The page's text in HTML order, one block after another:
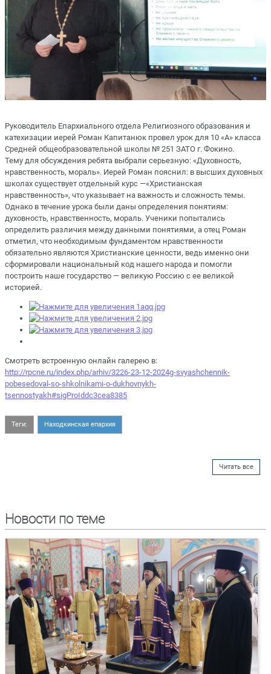
Руководитель Епархиального отдела Религиозного образования и
катехизации иерей Роман Капитанюк провел урок для 10 «А» класса
Средней общеобразовательной школы № 251 ЗАТО г. Фокино.
Тему для обсуждения ребята выбрали серьезную: «Духовность,
нравственность, мораль». Иерей Роман пояснил: в высших духовных
школах существует отдельный курс —«Христианская
нравственность», что указывает на важность и сложность темы.
Однако в течение урока были даны определения понятиям:
духовность, нравственность, мораль. Ученики попытались
определить различия между данными понятиями, а отец Роман
отметил, что необходимым фундаментом нравственности
обязательно являются Христианские ценности, ведь именно они
сформировали национальный код нашего народа и помогли
построить наше государство — великую Россию с ее великой
историей.
Смотреть встроенную онлайн галерею в:
http://rpcne.ru/index.php/arhiv/3226-23-12-2024g-svyashchennik-
pobesedoval-so-shkolnikami-o-dukhovnykh-
tsennostyakh#sigProIddc3cea8385
Теги: Находкинская епархия
Читать все
Новости по теме